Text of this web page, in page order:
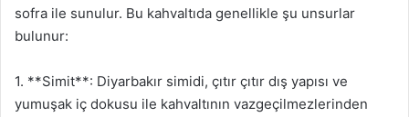
sofra ile sunulur. Bu kahvaltıda genellikle şu unsurlar
bulunur:
1. **Simit**: Diyarbakır simidi, çıtır çıtır dış yapısı ve
yumuşak iç dokusu ile kahvaltının vazgeçilmezlerinden